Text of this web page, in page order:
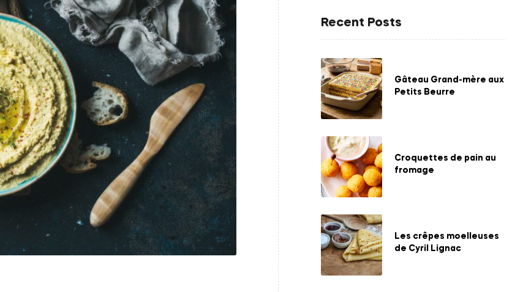
Recent Posts
Gâteau Grand-mère aux
Petits Beurre
Croquettes de pain au
fromage
Les crêpes moelleuses
de Cyril Lignac